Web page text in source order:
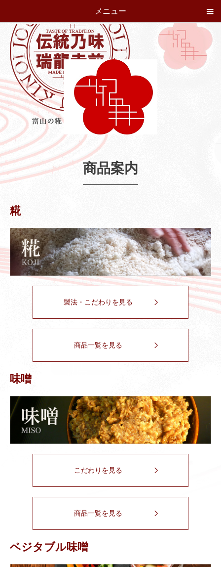
メニュー
商品案内
糀
製法・こだわりを見る
商品一覧を見る
味噌
こだわりを見る
商品一覧を見る
ベジタブル味噌